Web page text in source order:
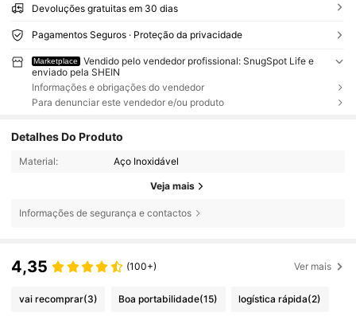
Devoluções gratuitas em 30 dias
Pagamentos Seguros · Proteção da privacidade
Marketplace
Vendido pelo vendedor profissional: SnugSpot Life e
enviado pela SHEIN
Informações e obrigações do vendedor
Para denunciar este vendedor e/ou produto
Detalhes Do Produto
Material: Aço Inoxidável
Veja mais
Informações de segurança e contactos
4,35 (100+) Ver mais
vai recomprar(3) Boa portabilidade(15) logística rápida(2)